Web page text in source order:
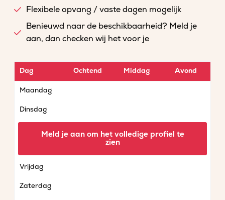
Flexibele opvang / vaste dagen mogelijk
Benieuwd naar de beschikbaarheid? Meld je
aan, dan checken wij het voor je
Dag Ochtend Middag Avond
Maandag
Dinsdag
Vrijdag
Zaterdag
Meld je aan om het volledige profiel te
zien